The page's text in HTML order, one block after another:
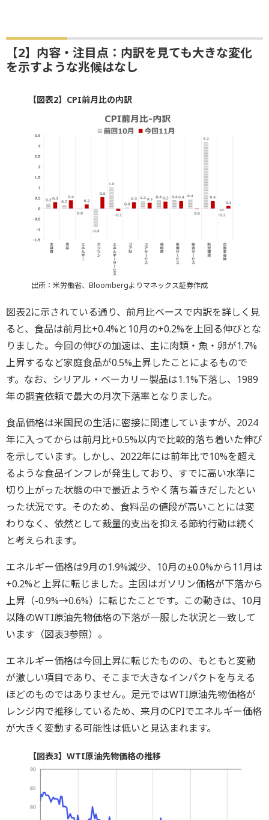
【2】内容・注目点：内訳を見ても大きな変化
を示すような兆候はなし
【図表2】CPI前月比の内訳
出所：米労働省、Bloombergよりマネックス証券作成
図表2に示されている通り、前月比ベースで内訳を詳しく見
ると、食品は前月比+0.4%と10月の+0.2%を上回る伸びとな
りました。今回の伸びの加速は、主に肉類・魚・卵が1.7%
上昇するなど家庭食品が0.5%上昇したことによるもので
す。なお、シリアル・ベーカリー製品は1.1%下落し、1989
年の調査依頼で最大の月次下落率となりました。
食品価格は米国民の生活に密接に関連していますが、2024
年に入ってからは前月比+0.5%以内で比較的落ち着いた伸び
を示しています。しかし、2022年には前年比で10%を超え
るような食品インフレが発生しており、すでに高い水準に
切り上がった状態の中で最近ようやく落ち着きだしたとい
った状況です。そのため、食料品の値段が高いことには変
わりなく、依然として裁量的支出を抑える節約行動は続く
と考えられます。
エネルギー価格は9月の1.9%減少、10月の±0.0%から11月は
+0.2%と上昇に転じました。主因はガソリン価格が下落から
上昇（-0.9%→0.6%）に転じたことです。この動きは、10月
以降のWTI原油先物価格の下落が一服した状況と一致して
います（図表3参照）。
エネルギー価格は今回上昇に転じたものの、もともと変動
が激しい項目であり、そこまで大きなインパクトを与える
ほどのものではありません。足元ではWTI原油先物価格が
レンジ内で推移しているため、来月のCPIでエネルギー価格
が大きく変動する可能性は低いと見込まれます。
【図表3】WTI原油先物価格の推移